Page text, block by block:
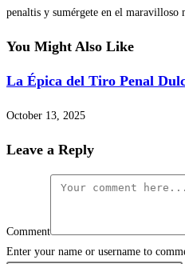
penaltis y sumérgete en el maravilloso
You Might Also Like
La Épica del Tiro Penal
October 13, 2025
Leave a Reply
Comment
Enter your name or username to